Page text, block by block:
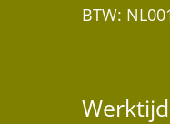
BTW: